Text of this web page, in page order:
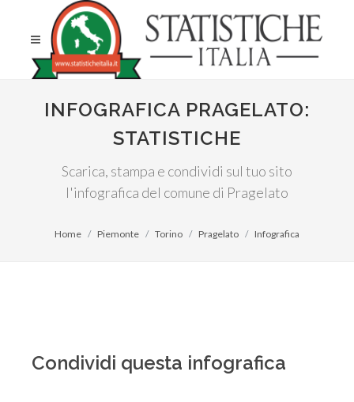
INFOGRAFICA PRAGELATO:
STATISTICHE
Scarica, stampa e condividi sul tuo sito
l'infografica del comune di Pragelato
Home Piemonte Torino Pragelato Infografica
Condividi questa infografica